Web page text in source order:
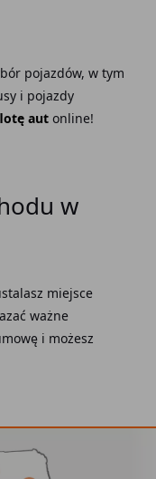
pojazdów, w tym
i pojazdy
autonline!
w
miejsce
ważne
i możesz